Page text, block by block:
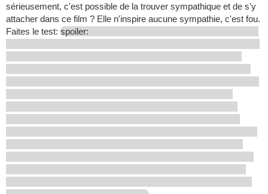
sérieusement, c'est possible de la trouver sympathique et de s'y
attacher dans ce film ? Elle n'inspire aucune sympathie, c'est fou.
Faites le test: spoiler: